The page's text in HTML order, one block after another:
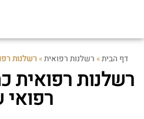
דף הבית» רשלנות רפואית»רשלנות
רשלנות רפואית
רפואי